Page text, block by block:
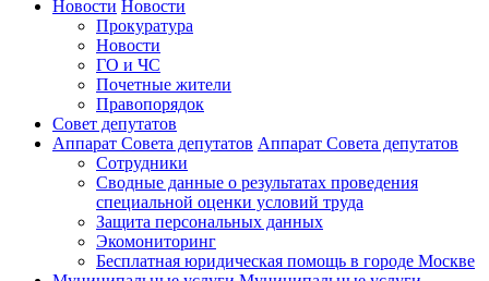
Новости Новости
Прокуратура
Новости
ГО и ЧС
Почетные жители
Правопорядок
Совет депутатов
Аппарат Совета депутатов Аппарат Совета депутатов
Сотрудники
Сводные данные о результатах проведения
специальной оценки условий труда
Защита персональных данных
Экомониторинг
Бесплатная юридическая помощь в городе Москве